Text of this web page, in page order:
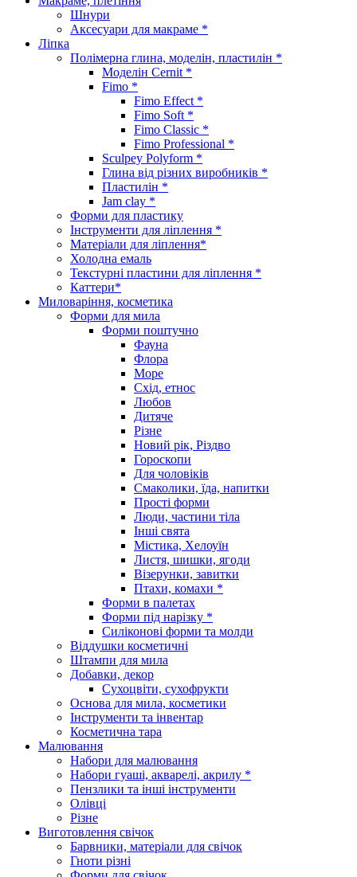
Шнури
Аксесуари для макраме *
Ліпка
Полімерна глина, моделін, пластилін *
Моделін Cernit *
Fimo *
Fimo Effect *
Fimo Soft *
Fimo Classic *
Fimo Professional *
Sculpey Polyform *
Глина від різних виробників *
Пластилін *
Jam clay *
Форми для пластику
Інструменти для ліплення *
Матеріали для ліплення*
Холодна емаль
Текстурні пластини для ліплення *
Каттери*
Миловаріння, косметика
Форми для мила
Форми поштучно
Фауна
Флора
Море
Схід, етнос
Любов
Дитяче
Різне
Новий рік, Різдво
Гороскопи
Для чоловіків
Смаколики, їда, напитки
Прості форми
Люди, частини тіла
Інші свята
Містика, Хелоуїн
Листя, шишки, ягоди
Візерунки, завитки
Птахи, комахи *
Форми в палетах
Форми під нарізку *
Силіконові форми та молди
Віддушки косметичні
Штампи для мила
Добавки, декор
Сухоцвіти, сухофрукти
Основа для мила, косметики
Інструменти та інвентар
Косметична тара
Малювання
Набори для малювання
Набори гуаші, акварелі, акрилу *
Пензлики та інші інструменти
Олівці
Різне
Виготовлення свічок
Барвники, матеріали для свічок
Гноти різні